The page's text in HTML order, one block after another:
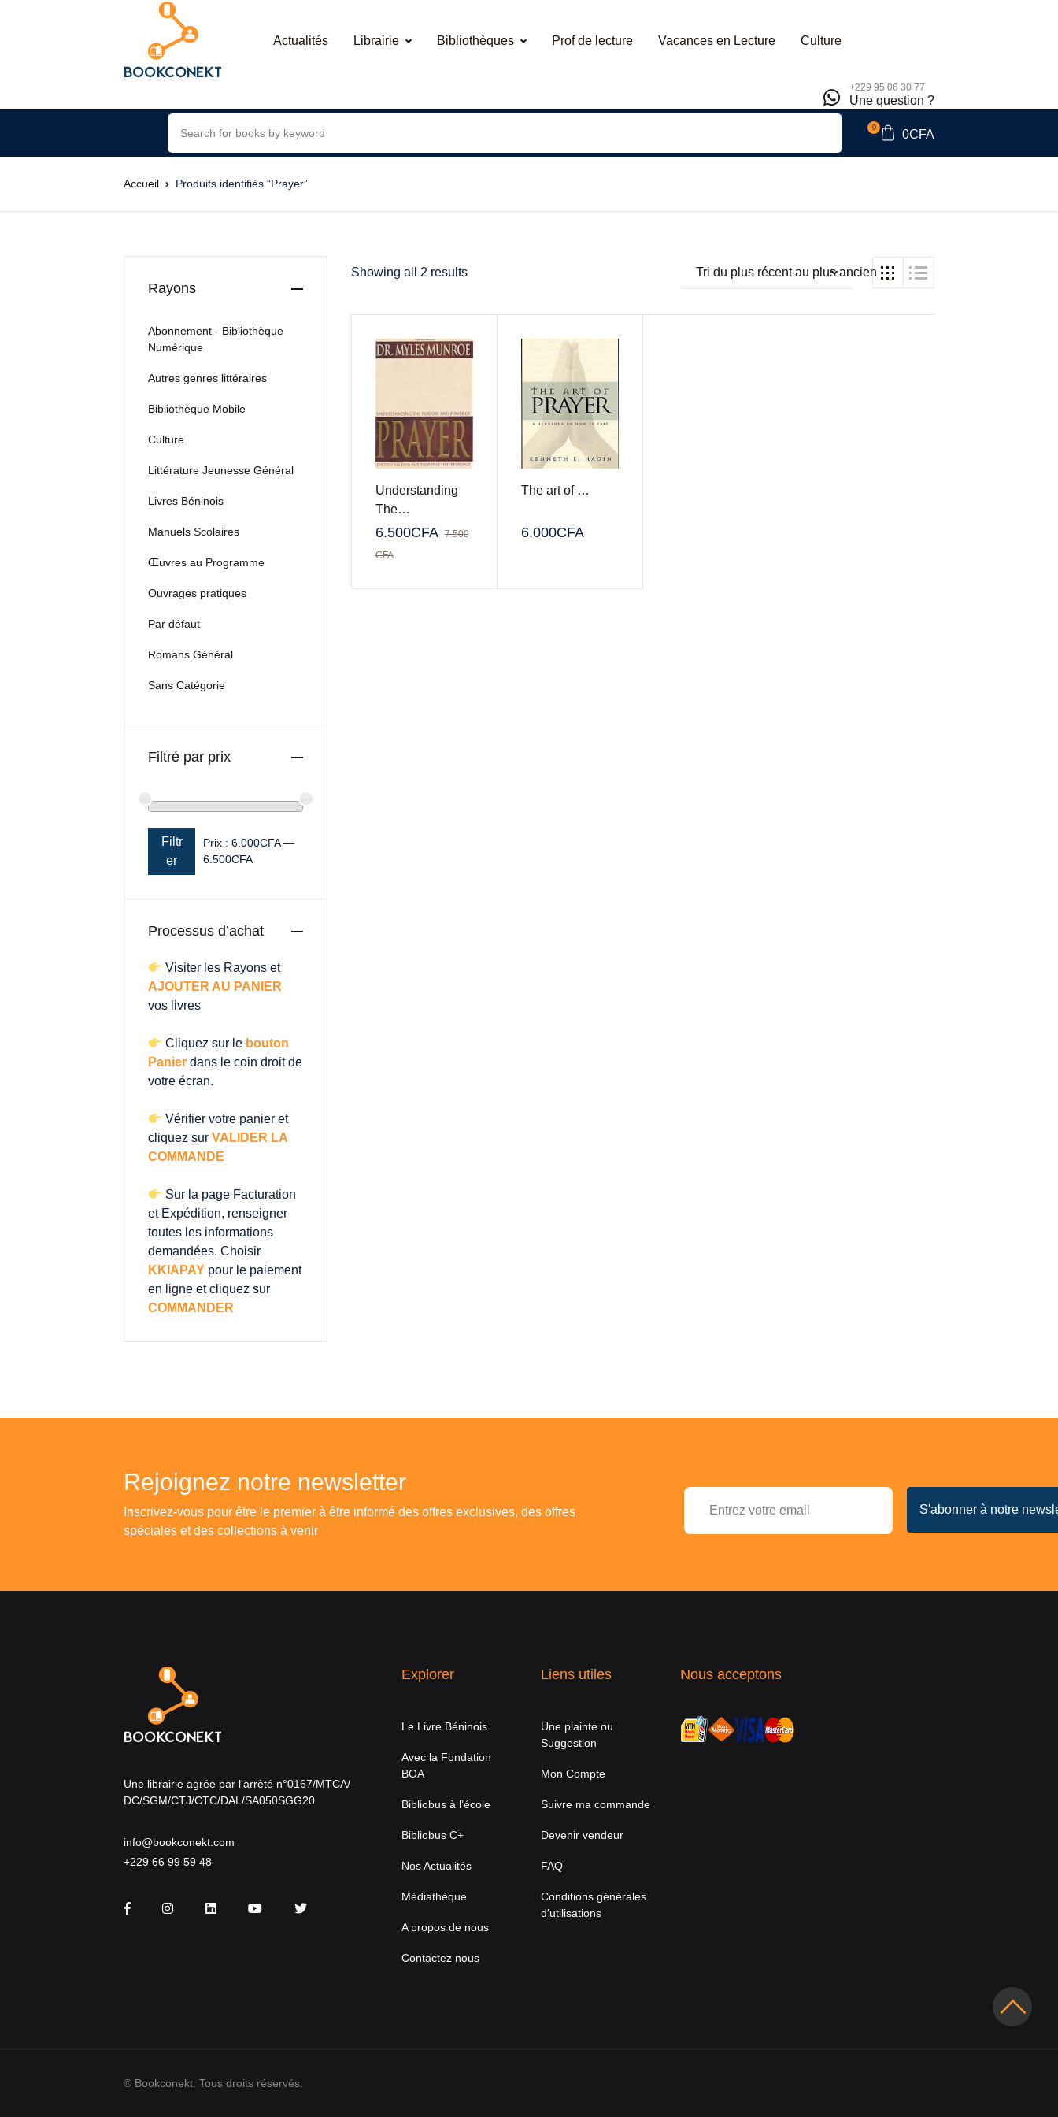
Actualités Librairie Bibliothèques Prof de lecture Vacances en Lecture Culture
+229 95 06 30 77
Une question ?
0
0CFA
Accueil Produits identifiés “Prayer”
Showing all 2 results Tri du plus récent au plus ancien
Understanding
The…
6.500CFA 7.500
CFA
The art of …
6.000CFA
Rayons
Abonnement - Bibliothèque
Numérique
Autres genres littéraires
Bibliothèque Mobile
Culture
Littérature Jeunesse Général
Livres Béninois
Manuels Scolaires
Œuvres au Programme
Ouvrages pratiques
Par défaut
Romans Général
Sans Catégorie
Filtré par prix
Prix min
Prix max
Filtr
er
Prix :6.000CFA—
6.500CFA
Processus d’achat
Visiter les Rayons et
AJOUTER AU PANIER
vos livres
Cliquez sur le bouton
Panier dans le coin droit de
votre écran.
Vérifier votre panier et
cliquez sur VALIDER LA
COMMANDE
Sur la page Facturation
et Expédition, renseigner
toutes les informations
demandées. Choisir
KKIAPAY pour le paiement
en ligne et cliquez sur
COMMANDER
Rejoignez notre newsletter
Inscrivez-vous pour être le premier à être informé des offres exclusives, des offres
spéciales et des collections à venir
Une librairie agrée par l'arrêté n°0167/MTCA/
DC/SGM/CTJ/CTC/DAL/SA050SGG20
info@bookconekt.com
+229 66 99 59 48
FacebookInstagramLinkedInYou TubeTwitter
Explorer
Le Livre Béninois
Avec la Fondation
BOA
Bibliobus à l’école
Bibliobus C+
Nos Actualités
Médiathèque
A propos de nous
Contactez nous
Liens utiles
Une plainte ou
Suggestion
Mon Compte
Suivre ma commande
Devenir vendeur
FAQ
Conditions générales
d’utilisations
Nous acceptons
© Bookconekt. Tous droits réservés.